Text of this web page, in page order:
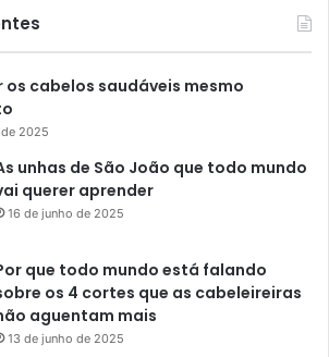
os cabelos saudáveis mesmo
2025
unhas de São João que todo mundo
querer aprender
16 de junho de 2025
que todo mundo está falando
os 4 cortes que as cabeleireiras
aguentam mais
13 de junho de 2025